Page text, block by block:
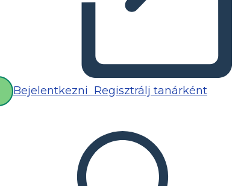
Bejelentkezni Regisztrálj tanárként